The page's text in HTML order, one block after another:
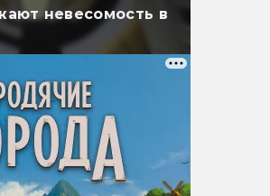
невесомость в